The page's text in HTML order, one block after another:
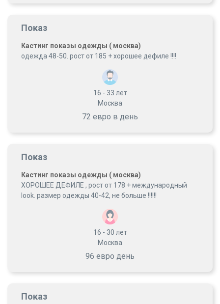
Показ
Кастинг показы одежды ( москва)
одежда 48-50. рост от 185 + хорошее дефиле !!!!
16 - 33 лет
Москва
72 евро в день
Показ
Кастинг показы одежды ( москва)
ХОРОШЕЕ ДЕФИЛЕ , рост от 178 + международный
look. размер одежды 40-42, не больше !!!!!!
16 - 30 лет
Москва
96 евро день
Показ